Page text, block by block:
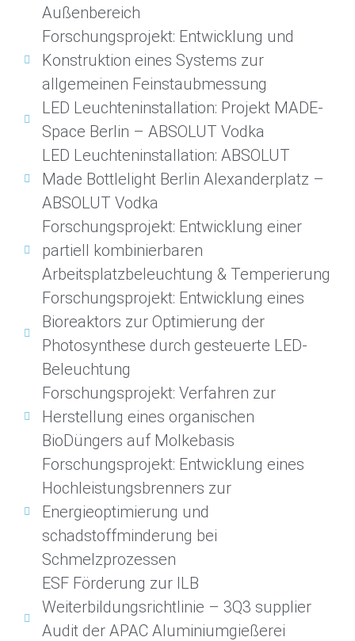
Außenbereich
Forschungsprojekt: Entwicklung und
Konstruktion eines Systems zur
allgemeinen Feinstaubmessung
LED Leuchteninstallation: Projekt MADE-
Space Berlin – ABSOLUT Vodka
LED Leuchteninstallation: ABSOLUT
Made Bottlelight Berlin Alexanderplatz –
ABSOLUT Vodka
Forschungsprojekt: Entwicklung einer
partiell kombinierbaren
Arbeitsplatzbeleuchtung & Temperierung
Forschungsprojekt: Entwicklung eines
Bioreaktors zur Optimierung der
Photosynthese durch gesteuerte LED-
Beleuchtung
Forschungsprojekt: Verfahren zur
Herstellung eines organischen
BioDüngers auf Molkebasis
Forschungsprojekt: Entwicklung eines
Hochleistungsbrenners zur
Energieoptimierung und
schadstoffminderung bei
Schmelzprozessen
ESF Förderung zur ILB
Weiterbildungsrichtlinie – 3Q3 supplier
Audit der APAC Aluminiumgießerei